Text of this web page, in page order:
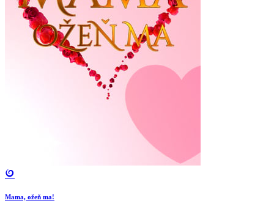
Mama, ožeň ma!